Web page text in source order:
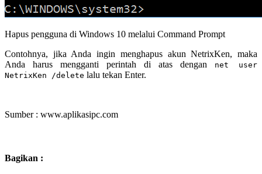
Hapus pengguna di Windows 10 melalui Command Prompt
Contohnya, jika Anda ingin menghapus akun NetrixKen, maka
Anda harus mengganti perintah di atas dengan
net user
NetrixKen /delete lalu tekan Enter.
Sumber : www.aplikasipc.com
Bagikan :